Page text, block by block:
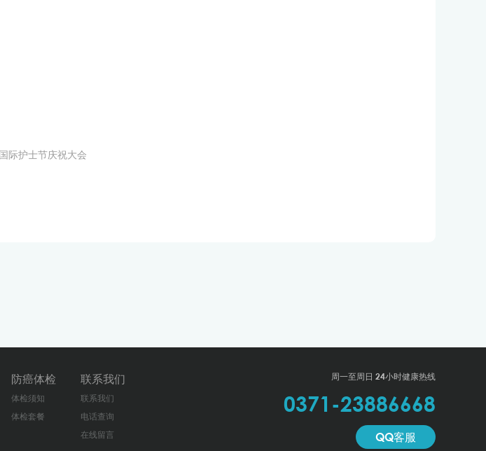
际护士节庆祝大会
防癌体检
体检须知
体检套餐
联系我们
联系我们
电话查询
在线留言
周一至周日 24小时健康热线
0371-23886668
QQ客服